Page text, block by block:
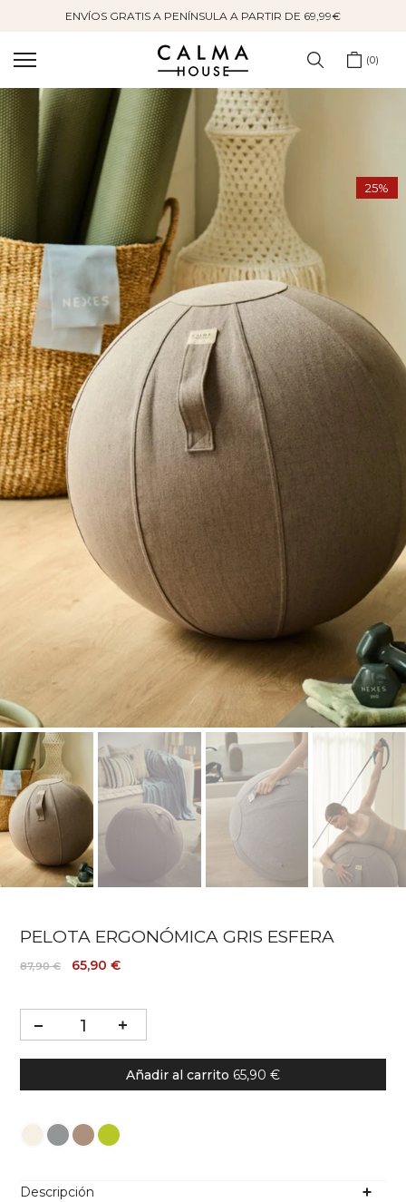
contenido
ENVÍOS GRATIS A PENÍNSULA A PARTIR DE 69,99€
0
25%
PELOTA ERGONÓMICA GRIS ESFERA
87,90 € 65,90 €
Color
Añadir al carrito 65,90 €
Descripción